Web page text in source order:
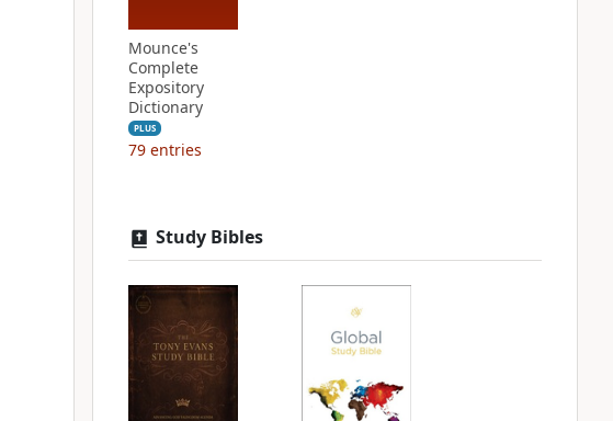
Mounce's
Complete
Expository
Dictionary
PLUS
79 entries
Study Bibles